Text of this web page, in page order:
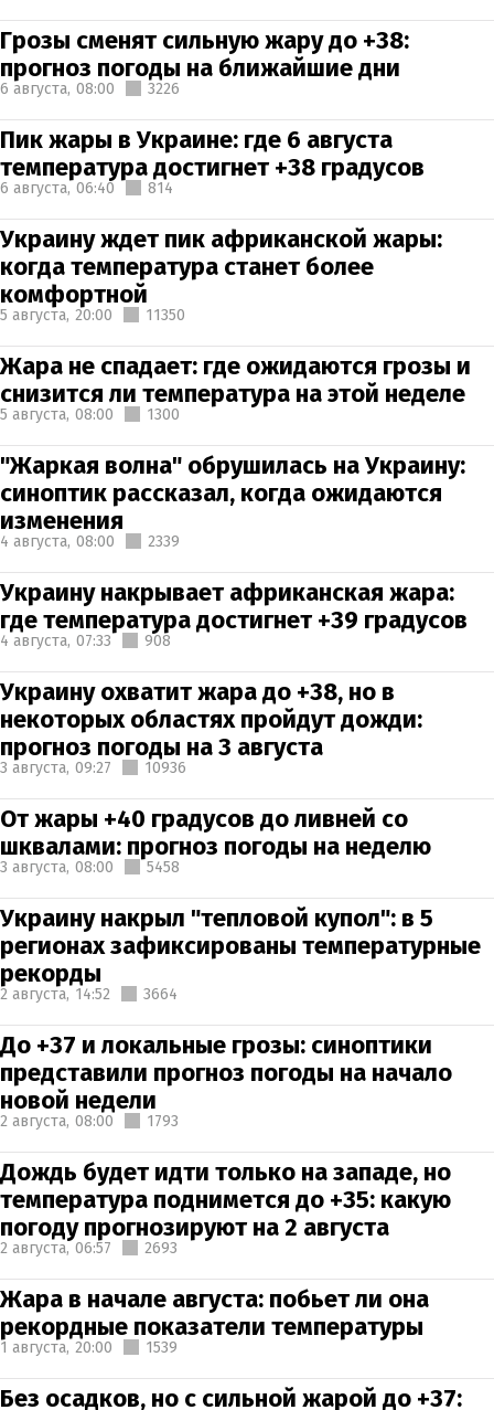
Грозы сменят сильную жару до +38:
прогноз погоды на ближайшие дни
6 августа, 08:00 3226
Пик жары в Украине: где 6 августа
температура достигнет +38 градусов
6 августа, 06:40 814
Украину ждет пик африканской жары:
когда температура станет более
комфортной
5 августа, 20:00 11350
Жара не спадает: где ожидаются грозы и
снизится ли температура на этой неделе
5 августа, 08:00 1300
"Жаркая волна" обрушилась на Украину:
синоптик рассказал, когда ожидаются
изменения
4 августа, 08:00 2339
Украину накрывает африканская жара:
где температура достигнет +39 градусов
4 августа, 07:33 908
Украину охватит жара до +38, но в
некоторых областях пройдут дожди:
прогноз погоды на 3 августа
3 августа, 09:27 10936
От жары +40 градусов до ливней со
шквалами: прогноз погоды на неделю
3 августа, 08:00 5458
Украину накрыл "тепловой купол": в 5
регионах зафиксированы температурные
рекорды
2 августа, 14:52 3664
До +37 и локальные грозы: синоптики
представили прогноз погоды на начало
новой недели
2 августа, 08:00 1793
Дождь будет идти только на западе, но
температура поднимется до +35: какую
погоду прогнозируют на 2 августа
2 августа, 06:57 2693
Жара в начале августа: побьет ли она
рекордные показатели температуры
1 августа, 20:00 1539
Без осадков, но с сильной жарой до +37: